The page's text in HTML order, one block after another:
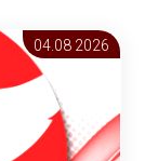
од 3
на
04.08 2026